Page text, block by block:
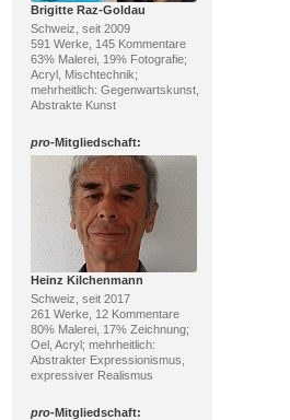
Brigitte Raz-Goldau
Schweiz, seit 2009
591 Werke, 145 Kommentare
63% Malerei, 19% Fotografie;
Acryl, Mischtechnik;
mehrheitlich: Gegenwartskunst,
Abstrakte Kunst
pro-Mitgliedschaft:
Heinz Kilchenmann
Schweiz, seit 2017
261 Werke, 12 Kommentare
80% Malerei, 17% Zeichnung;
Oel, Acryl; mehrheitlich:
Abstrakter Expressionismus,
expressiver Realismus
pro-Mitgliedschaft: